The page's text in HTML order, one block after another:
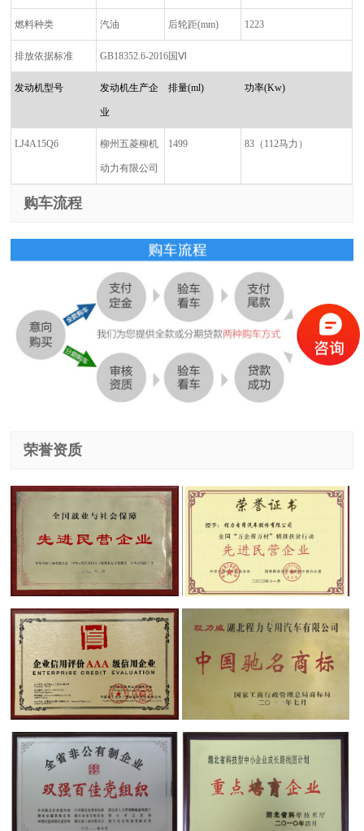
燃料种类 汽油 后轮距(mm) 1223
排放依据标准 GB18352.6-2016国Ⅵ
发动机型号 发动机生产企
业
排量(ml) 功率(Kw)
LJ4A15Q6 柳州五菱柳机
动力有限公司
1499 83 （ 112马力）
购车流程
荣誉资质